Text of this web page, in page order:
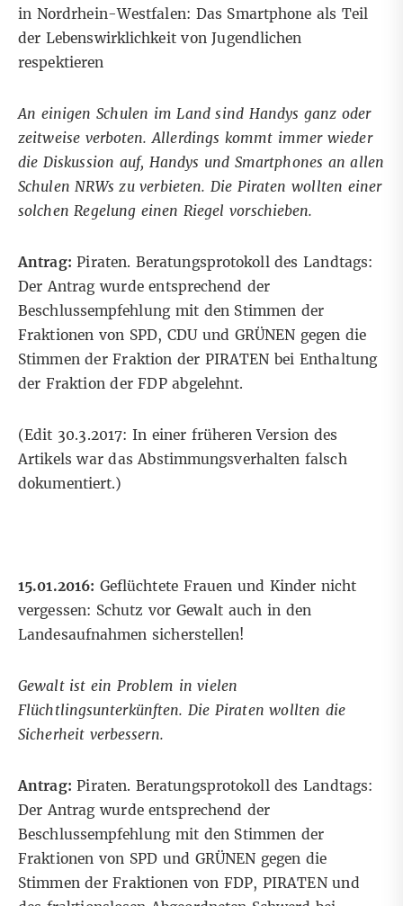
in Nordrhein-Westfalen: Das Smartphone als Teil
der Lebenswirklichkeit von Jugendlichen
respektieren
An einigen Schulen im Land sind Handys ganz oder
zeitweise verboten. Allerdings kommt immer wieder
die Diskussion auf, Handys und Smartphones an allen
Schulen NRWs zu verbieten. Die Piraten wollten einer
solchen Regelung einen Riegel vorschieben.
Antrag:Piraten. Beratungsprotokoll des Landtags:
Der Antrag wurde entsprechend der
Beschlussempfehlung mit den Stimmen der
Fraktionen von SPD, CDU und GRÜNEN gegen die
Stimmen der Fraktion der PIRATEN bei Enthaltung
der Fraktion der FDP abgelehnt.
(Edit 30.3.2017: In einer früheren Version des
Artikels war das Abstimmungsverhalten falsch
dokumentiert.)
15.01.2016: Geflüchtete Frauen und Kinder nicht
vergessen: Schutz vor Gewalt auch in den
Landesaufnahmen sicherstellen!
Gewalt ist ein Problem in vielen
Flüchtlingsunterkünften. Die Piraten wollten die
Sicherheit verbessern.
Antrag:Piraten. Beratungsprotokoll des Landtags:
Der Antrag wurde entsprechend der
Beschlussempfehlung mit den Stimmen der
Fraktionen von SPD und GRÜNEN gegen die
Stimmen der Fraktionen von FDP, PIRATEN und